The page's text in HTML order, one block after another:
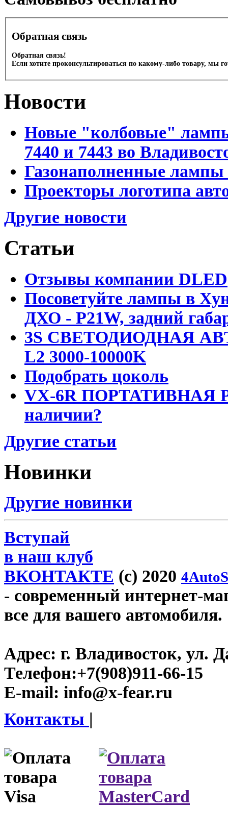
Обратная связь
Обратная связь!
Если хотите проконсультироваться по какому-либо товару, мы
Новости
Новые "колбовые"
7440 и 7443 во
Газонаполненные лампы
Проекторы логотипа
Другие новости
Статьи
Отзывы компании DLED
Посоветуйте лампы в
ДХО - P21W, задний
3S СВЕТОДИОДНАЯ
L2 3000-10000K
Подобрать цоколь
VX-6R ПОРТАТИВНАЯ
наличии?
Другие статьи
Новинки
Другие новинки
Вступай
в наш клуб
ВКОНТАКТЕ (c) 2020
- современный интернет-
все для вашего автомобиля.
Адрес: г. Владивосток, ул.
Телефон:+7(908)911-66-15
E-mail: info@x-fear.ru
Контакты |